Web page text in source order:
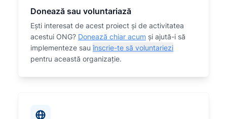
Donează sau voluntariază
Eşti interesat de acest proiect și de activitatea
acestui ONG? Donează chiar acum și ajută-i să
implementeze sauînscrie-te să voluntariezi
pentru această organizaţie.